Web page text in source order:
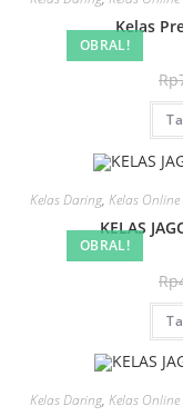
OBRAL!
Kelas
Rp
OBRAL!
Kelas Daring, Kelas Online
KELAS
Rp
Kelas Daring, Kelas Online